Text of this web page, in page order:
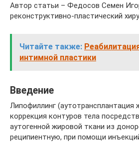
Автор статьи – Федосов Семен
реконструктивно-пластический
Читайте также:
интимной пластики
Введение
Липофиллинг (аутотрансплантация
коррекция контуров тела
аутогенной жировой ткани из
реципиентную, при помощи